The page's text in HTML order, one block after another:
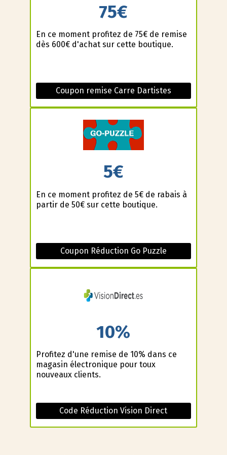
75€
En ce moment profitez de 75€ de remise
dès 600€ d'achat sur cette boutique.
Coupon remise Carre Dartistes
5€
En ce moment profitez de 5€ de rabais à
partir de 50€ sur cette boutique.
Coupon Réduction Go Puzzle
10%
Profitez d'une remise de 10% dans ce
magasin électronique pour toux
nouveaux clients.
Code Réduction Vision Direct